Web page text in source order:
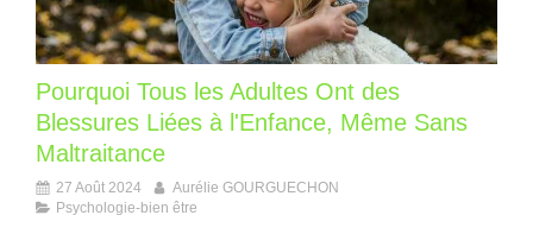
Pourquoi Tous les Adultes Ont des
Blessures Liées à l'Enfance, Même Sans
Maltraitance
27 Août 2024
Aurélie GOURGUECHON
Psychologie-bien être